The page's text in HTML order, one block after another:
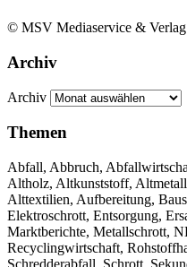
© MSV Mediaservice &
Archiv
Archiv
Themen
Abfall, Abbruch,
Altholz, Altkunststoff,
Alttextilien, Aufbereitung,
Elektroschrott, Entsorgung,
Marktberichte, Metallschrott,
Recyclingwirtschaft,
Schredderabfall, Schrott,